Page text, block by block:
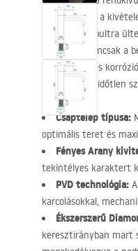
kivitelben. Ez a
illeszkedik a pultra
csaptelep nemcsak
tartósságot és
ragyogást és időtlen
Csaptelep típusa:
optimális teret és
Fényes Arany
tekintélyes karaktert
PVD technológia:
karcolásokkal,
Ékszerszerű
keresztirányban mart